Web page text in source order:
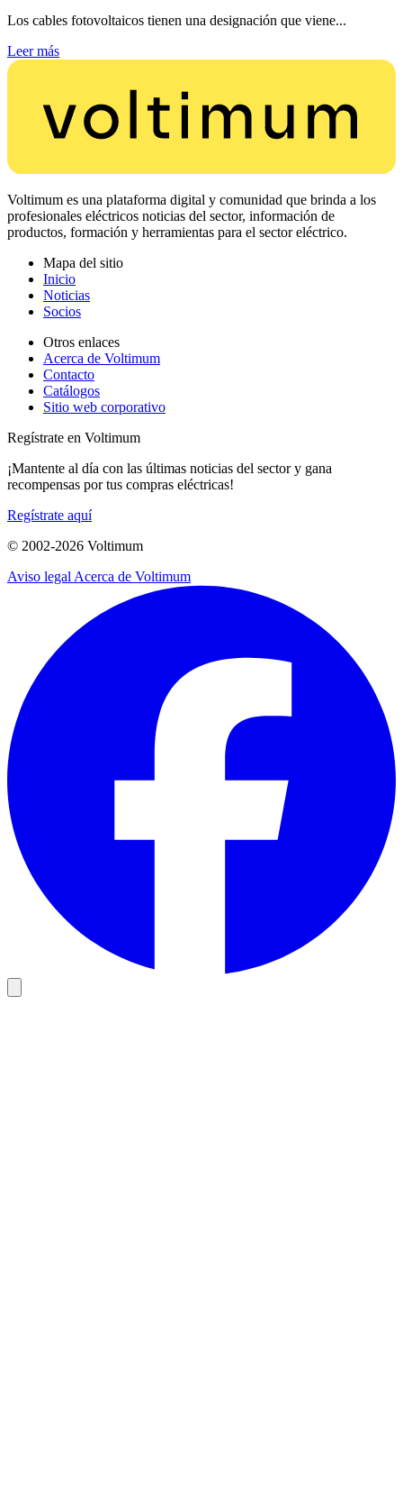
Los cables fotovoltaicos tienen una designación que viene...
Leer más
Voltimum es una plataforma digital y comunidad que brinda a los
profesionales eléctricos noticias del sector, información de
productos, formación y herramientas para el sector eléctrico.
Mapa del sitio
Inicio
Noticias
Socios
Otros enlaces
Acerca de Voltimum
Contacto
Catálogos
Sitio web corporativo
Regístrate en Voltimum
¡Mantente al día con las últimas noticias del sector y gana
recompensas por tus compras eléctricas!
Regístrate aquí
© 2002-2026 Voltimum
Aviso legal Acerca de Voltimum